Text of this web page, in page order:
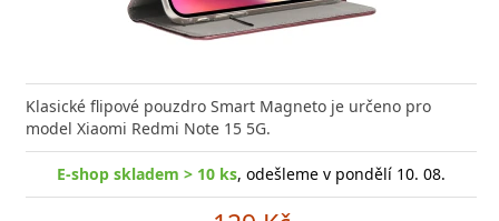
Klasické flipové pouzdro Smart Magneto je určeno pro
model Xiaomi Redmi Note 15 5G.
E-shop skladem > 10 ks, odešleme v pondělí 10. 08.